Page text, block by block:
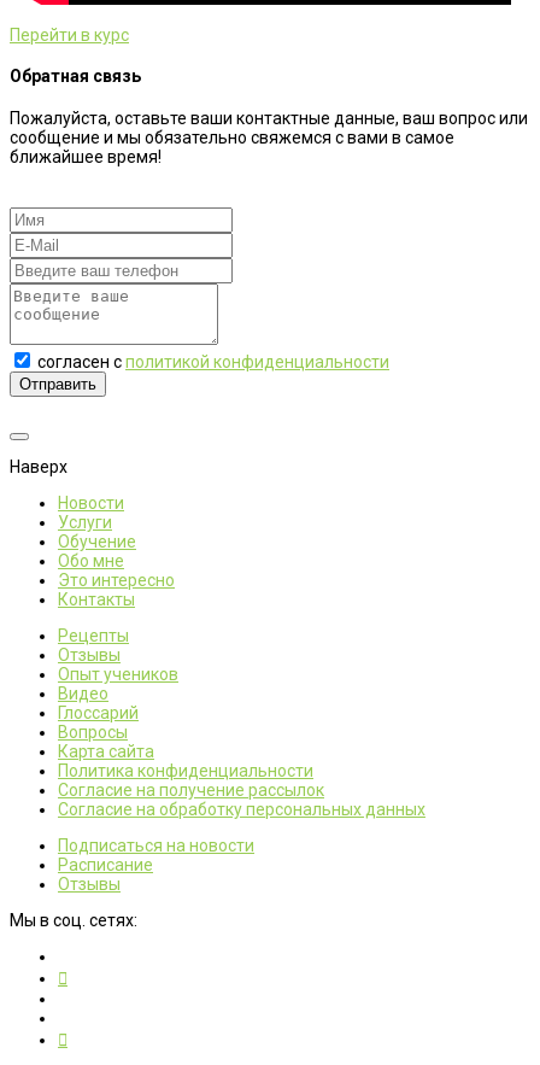
Перейти в курс
Обратная связь
Пожалуйста, оставьте ваши контактные данные, ваш вопрос или
сообщение и мы обязательно свяжемся с вами в самое
ближайшее время!
согласен сполитикой конфиденциальности
Отправить
Наверх
Новости
Услуги
Обучение
Обо мне
Это интересно
Контакты
Рецепты
Отзывы
Опыт учеников
Видео
Глоссарий
Вопросы
Карта сайта
Политика конфиденциальности
Согласие на получение рассылок
Согласие на обработку персональных данных
Подписаться на новости
Расписание
Отзывы
Мы в соц. сетях: